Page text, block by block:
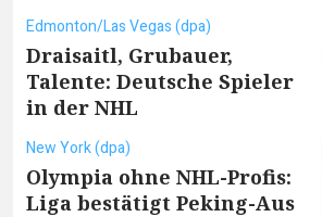
Edmonton/Las Vegas (dpa)
Draisaitl, Grubauer,
Talente: Deutsche Spieler
in der NHL
New York (dpa)
Olympia ohne NHL-Profis:
Liga bestätigt Peking-Aus